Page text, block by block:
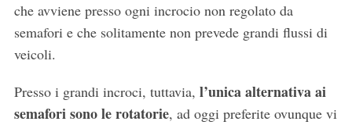
che avviene presso ogni incrocio non regolato da
semafori e che solitamente non prevede grandi flussi di
veicoli.
Presso i grandi incroci, tuttavia, l’unica alternativa ai
semafori sono le rotatorie, ad oggi preferite ovunque vi